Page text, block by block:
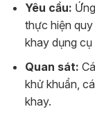
Yêu cầu:
thực hiện
khay dụng
Quan sát:
khử khuẩn,
khay.